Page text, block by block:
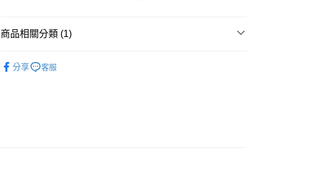
付款後7-11取貨
宅配-台灣本島
商品相關分類 (1)
分享
客服